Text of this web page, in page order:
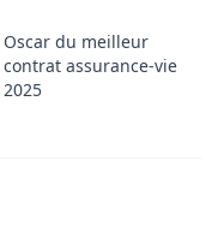
Oscar du meilleur
contrat assurance-vie
2025